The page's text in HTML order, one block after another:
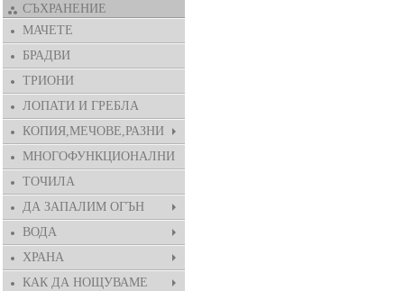
СЪХРАНЕНИЕ
МАЧЕТЕ
БРАДВИ
ТРИОНИ
ЛОПАТИ И ГРЕБЛА
КОПИЯ,МЕЧОВЕ,РАЗНИ
МНОГОФУНКЦИОНАЛНИ
ТОЧИЛА
ДА ЗАПАЛИМ ОГЪН
ВОДА
ХРАНА
КАК ДА НОЩУВАМЕ